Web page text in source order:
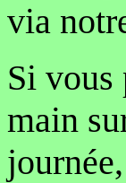
via
Si vous
main